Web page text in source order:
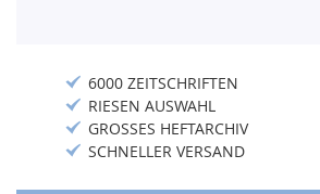
6000 ZEITSCHRIFTEN
RIESEN AUSWAHL
GROSSES HEFTARCHIV
SCHNELLER VERSAND